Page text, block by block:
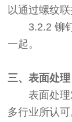
以通过螺纹联
3.2.2 铆钉
一起。
三、表面处理
表面处理
多行业所认